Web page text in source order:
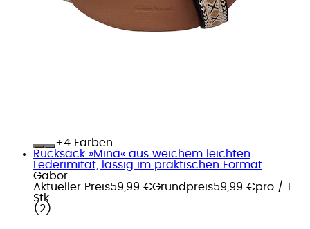
+
Farben
Rucksack »Mina« aus weichem leichten
Lederimitat, lässig im praktischen Format
Gabor
Aktueller Preis59,99 €Grundpreis59,99 €pro / 1
Stk
( 2 )